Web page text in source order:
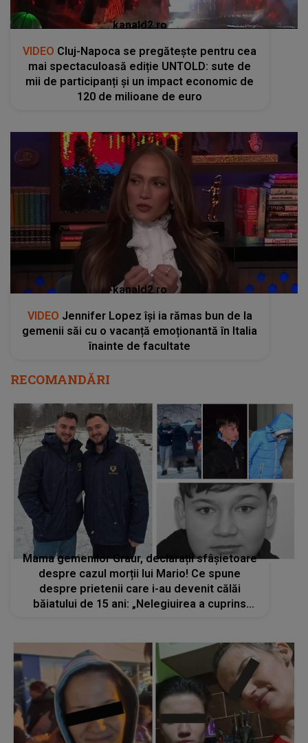
kanald2.ro
VIDEO Cluj-Napoca se pregătește pentru cea
mai spectaculoasă ediție UNTOLD: sute de
mii de participanți și un impact economic de
120 de milioane de euro
kanald2.ro
VIDEO Jennifer Lopez își ia rămas bun de la
gemenii săi cu o vacanță emoționantă în Italia
înainte de facultate
RECOMANDĂRI
Mama gemenilor Graur, declarații sfâșietoare
despre cazul morții lui Mario! Ce spune
despre prietenii care i-au devenit călăi
băiatului de 15 ani: „Nelegiuirea a cuprins